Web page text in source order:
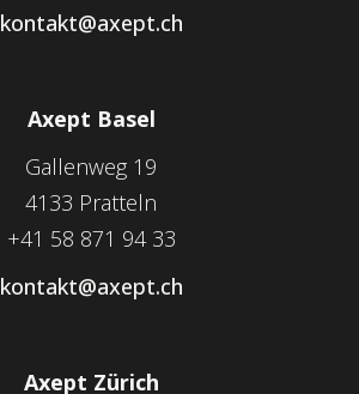
kontakt@axept.ch
Axept Basel
Gallenweg 19
4133 Pratteln
+41 58 871 94 33
kontakt@axept.ch
Axept Zürich